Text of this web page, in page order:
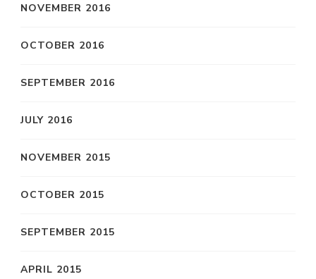
NOVEMBER 2016
OCTOBER 2016
SEPTEMBER 2016
JULY 2016
NOVEMBER 2015
OCTOBER 2015
SEPTEMBER 2015
APRIL 2015